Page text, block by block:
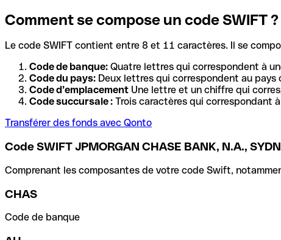
Comment se compose un code SWIFT ?
Le code SWIFT contient entre 8 et 11 caractères. Il se
Code de banque: Quatre lettres qui correspondent à
Code du pays: Deux lettres qui correspondent au pays
Code d’emplacement Une lettre et un chiffre qui
Code succursale : Trois caractères qui correspondant
Transférer des fonds avec Qonto
Code SWIFT JPMORGAN CHASE BANK, N.A.,
Comprenant les composantes de votre code Swift,
CHAS
Code de banque